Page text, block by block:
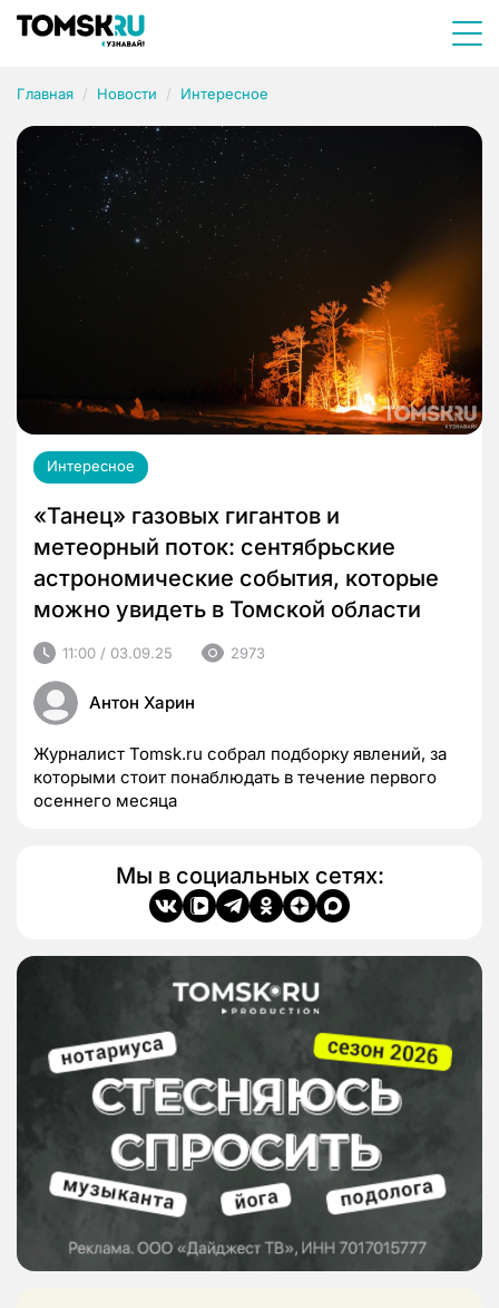
Главная Новости Интересное
Интересное
«Танец» газовых гигантов и
метеорный поток: сентябрьские
астрономические события, которые
можно увидеть в Томской области
11:00 / 03.09.25 2973
Антон Харин
Журналист Tomsk.ru собрал подборку явлений, за
которыми стоит понаблюдать в течение первого
осеннего месяца
Мы в социальных сетях: